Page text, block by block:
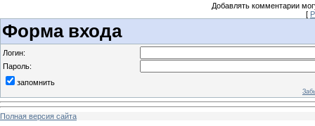
Добавлять комментарии
[
Форма входа
Логин:
Пароль:
запомнить
Полная версия сайта